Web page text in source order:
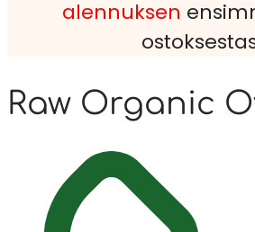
alennuksen
Raw Organic